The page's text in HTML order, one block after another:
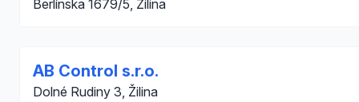
Berlínska 1679/5, Žilina
AB Control s.r.o.
Dolné Rudiny 3, Žilina